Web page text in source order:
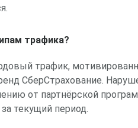
трафика?
трафик,
СберСтрахование.
от партнёрской
текущий период.